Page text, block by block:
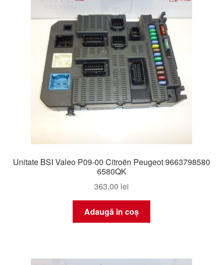
Unitate BSI Valeo P09-00 Citroën Peugeot 9663798580
6580QK
363,00 lei
Adaugă în coș